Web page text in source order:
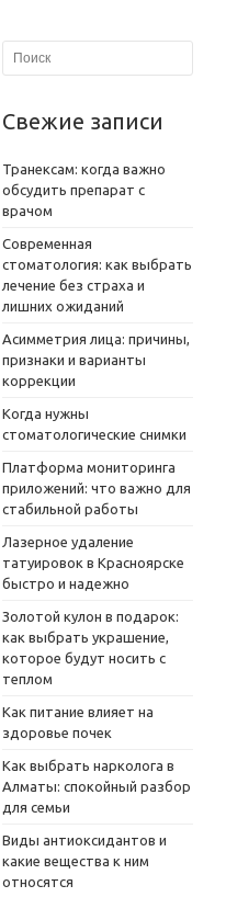
Свежие записи
Транексам: когда важно
обсудить препарат с
врачом
Современная
стоматология: как выбрать
лечение без страха и
лишних ожиданий
Асимметрия лица: причины,
признаки и варианты
коррекции
Когда нужны
стоматологические снимки
Платформа мониторинга
приложений: что важно для
стабильной работы
Лазерное удаление
татуировок в Красноярске
быстро и надежно
Золотой кулон в подарок:
как выбрать украшение,
которое будут носить с
теплом
Как питание влияет на
здоровье почек
Как выбрать нарколога в
Алматы: спокойный разбор
для семьи
Виды антиоксидантов и
какие вещества к ним
относятся